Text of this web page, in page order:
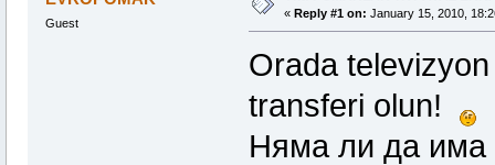
Guest
« Reply #1 on: January 15, 2010,
Orada
transferi olun!
Няма ли да има